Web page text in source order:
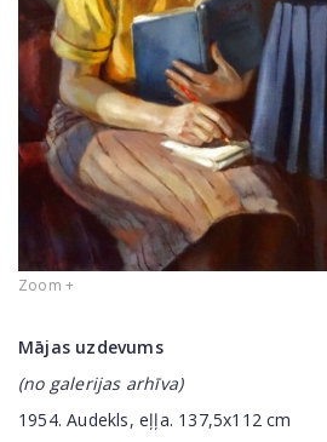
Zoom +
Mājas uzdevums
(no galerijas arhīva)
1954. Audekls, eļļa. 137,5x112 cm